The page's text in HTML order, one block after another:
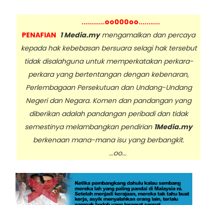
............oo000oo...........
PENAFIAN 1 Media.mymengamalkan dan percaya
kepada hak kebebasan bersuara selagi hak tersebut
tidak disalahguna untuk memperkatakan perkara-
perkara yang bertentangan dengan kebenaran,
Perlembagaan Persekutuan dan Undang-Undang
Negeri dan Negara. Komen dan pandangan yang
diberikan adalah pandangan peribadi dan tidak
semestinya melambangkan pendirian 1Media.my
berkenaan mana-mana isu yang berbangkit.
...oo...